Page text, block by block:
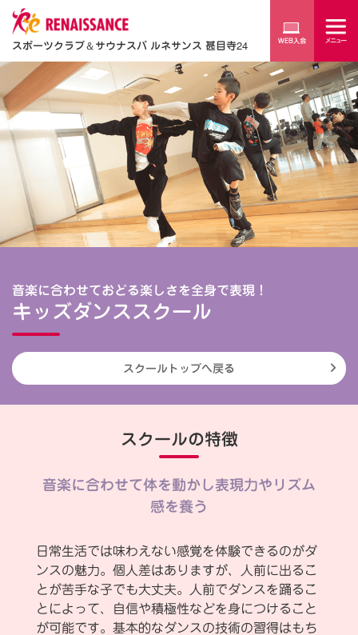
スポーツクラブ＆サウナスパ ルネサンス 甚目寺24
音楽に合わせておどる楽しさを全身で表現！
キッズダンススクール
スクールトップへ戻る
スクールの特徴
音楽に合わせて体を動かし表現力やリズム
感を養う
日常生活では味わえない感覚を体験できるのがダ
ンスの魅力。個人差はありますが、人前に出るこ
とが苦手な子でも大丈夫。人前でダンスを踊るこ
とによって、自信や積極性などを身につけること
が可能です。基本的なダンスの技術の習得はもち